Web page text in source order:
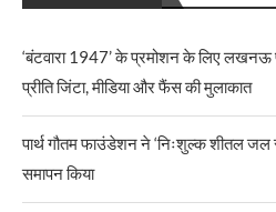
‘बंटवारा 1947’ के प्रमोशन के लिए
प्रीति जिंटा, मीडिया और फैंस की मुलाकात
पार्थ गौतम फाउंडेशन ने ‘निःशुल्क शीतल जल
समापन किया